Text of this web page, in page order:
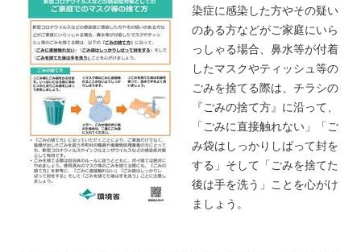
染症に感染した方やその疑い
のある方などがご家庭にいら
っしゃる場合、鼻水等が付着
したマスクやティッシュ等の
ごみを捨てる際は、チラシの
『ごみの捨て方』に沿って、
「ごみに直接触れない」「ご
み袋はしっかりしばって封を
する」そして「ごみを捨てた
後は手を洗う」ことを心がけ
ましょう。